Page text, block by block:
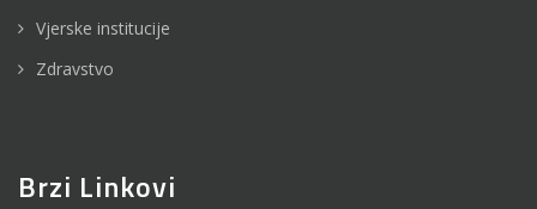
Vjerske institucije
Zdravstvo
Brzi Linkovi